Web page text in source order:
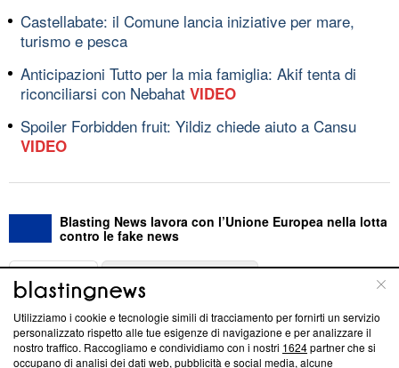
Castellabate: il Comune lancia iniziative per mare,
turismo e pesca
Anticipazioni Tutto per la mia famiglia: Akif tenta di
riconciliarsi con Nebahat VIDEO
Spoiler Forbidden fruit: Yildiz chiede aiuto a Cansu
VIDEO
Blasting News lavora con l’Unione Europea nella lotta
contro le fake news
ABOUT
Questa sezione offre informazioni trasparenti su Blasting
News, sui nostri processi editoriali e su come ci impegniamo a
Utilizziamo i cookie e tecnologie simili di tracciamento per fornirti un servizio
personalizzato rispetto alle tue esigenze di navigazione e per analizzare il
nostro traffico. Raccogliamo e condividiamo con i nostri 1624partner che si
occupano di analisi dei dati web, pubblicità e social media, alcune